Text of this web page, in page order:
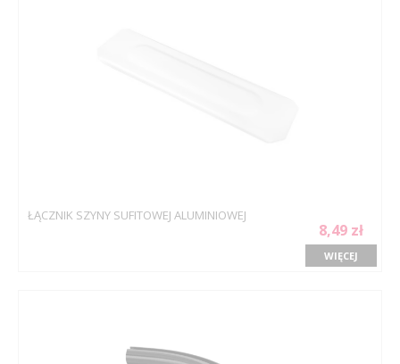
ŁĄCZNIK SZYNY SUFITOWEJ ALUMINIOWEJ
8,49 zł
WIĘCEJ